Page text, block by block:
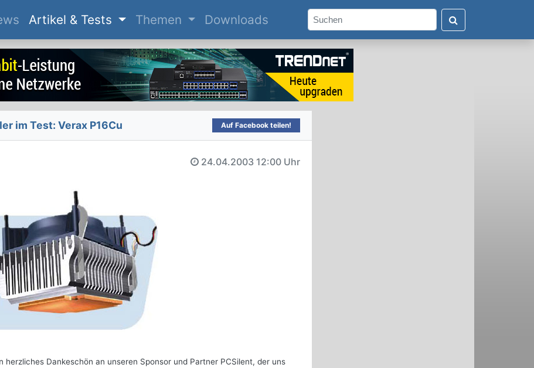
(current)
Artikel & Tests Themen Downloads
im Test: Verax P16Cu Auf Facebook teilen!
24.04.2003 12:00 Uhr
Dankeschön an unseren Sponsor und Partner PCSilent, der uns